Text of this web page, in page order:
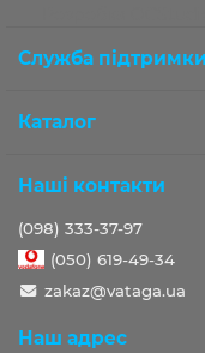
Служба підтримки
Каталог
Наші контакти
(098) 333-37-97
(050) 619-49-34
zakaz@vataga.ua
Наш адрес